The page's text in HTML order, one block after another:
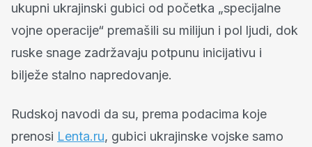
ukupni ukrajinski gubici od početka „specijalne
vojne operacije“ premašili su milijun i pol ljudi, dok
ruske snage zadržavaju potpunu inicijativu i
bilježe stalno napredovanje.
Rudskoj navodi da su, prema podacima koje
prenosi Lenta.ru, gubici ukrajinske vojske samo